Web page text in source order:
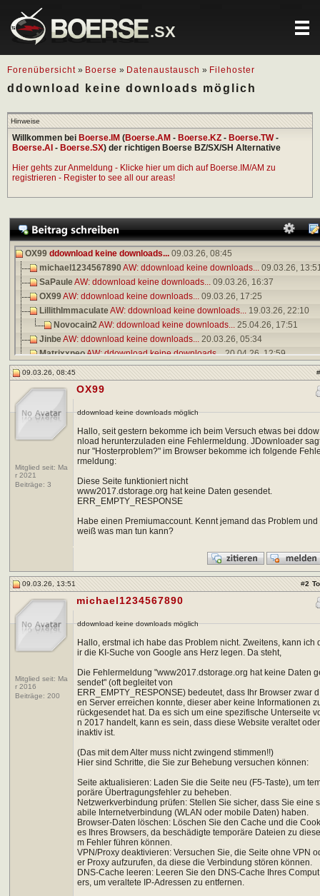
.SX
Forenübersicht » Boerse » Datenaustausch » Filehoster
ddownload keine downloads möglich
Hinweise
Willkommen bei Boerse.IM (Boerse.AM - Boerse.KZ - Boerse.TW-
Boerse.AI - Boerse.SX) der richtigen Boerse BZ/SX/SH Alternative
Hier gehts zur Anmeldung - Klicke hier um dich auf Boerse.IM/AM zu
registrieren - Register to see all our areas!
OX99 ddownload keine downloads... 09.03.26, 08:45
michael1234567890AW: ddownload keine downloads... 09.03.26,
SaPauleAW: ddownload keine downloads... 09.03.26, 16:37
OX99AW: ddownload keine downloads... 09.03.26, 17:25
LillithImmaculateAW: ddownload keine downloads... 19.03.26, 22:10
Novocain2AW: ddownload keine downloads... 25.04.26, 17:51
JinbeAW: ddownload keine downloads... 20.03.26, 05:34
MatrixxneoAW: ddownload keine downloads...20.04.26,12:59
edenprime1987AW: ddownload keine downloads...24.05.26,23:27
ChopiAW: ddownload keine downloads...25.05.26,20:46
justin_hh AW: ddownload keine downloads...
kojapa
AW: ddownload keine downloads...31.07.26,23:28
09.03.26, 08:45 #
Mitglied seit: Ma
r 2021
Beiträge: 3
OX99
ddownload keine downloads möglich
Hallo, seit gestern bekomme ich beim Versuch etwas bei ddow
nload herunterzuladen eine Fehlermeldung. JDownloader
nur "Hosterproblem?" im Browser bekomme ich folgende
rmeldung:
Diese Seite funktioniert nicht
www2017.dstorage.org hat keine Daten gesendet.
ERR_EMPTY_RESPONSE
Habe einen Premiumaccount. Kennt jemand das Problem und
weiß was man tun kann?
09.03.26, 13:51 #2
Mitglied seit: Ma
r 2016
Beiträge: 200
michael1234567890
ddownload keine downloads möglich
Hallo, erstmal ich habe das Problem nicht. Zweitens, kann ich
ir die KI-Suche von Google ans Herz legen. Da steht,
Die Fehlermeldung "www2017.dstorage.org hat keine Daten
sendet" (oft begleitet von
ERR_EMPTY_RESPONSE) bedeutet, dass Ihr Browser zwar d
en Server erreichen konnte, dieser aber keine Informationen
rückgesendet hat. Da es sich um eine spezifische Unterseite
n 2017 handelt, kann es sein, dass diese Website veraltet oder
inaktiv ist.
(Das mit dem Alter muss nicht zwingend stimmen!!)
Hier sind Schritte, die Sie zur Behebung versuchen können:
Seite aktualisieren: Laden Sie die Seite neu (F5-Taste), um
poräre Übertragungsfehler zu beheben.
Netzwerkverbindung prüfen: Stellen Sie sicher, dass Sie eine
abile Internetverbindung (WLAN oder mobile Daten) haben.
Browser-Daten löschen: Löschen Sie den Cache und die
es Ihres Browsers, da beschädigte temporäre Dateien zu
m Fehler führen können.
VPN/Proxy deaktivieren: Versuchen Sie, die Seite ohne VPN
er Proxy aufzurufen, da diese die Verbindung stören können.
DNS-Cache leeren: Leeren Sie den DNS-Cache Ihres Comput
ers, um veraltete IP-Adressen zu entfernen.